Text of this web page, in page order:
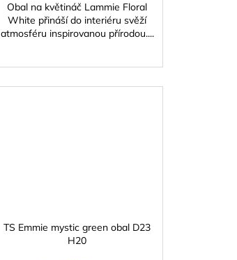
Obal na květináč Lammie Floral
White přináší do interiéru svěží
atmosféru inspirovanou přírodou....
TS Emmie mystic green obal D23
H20